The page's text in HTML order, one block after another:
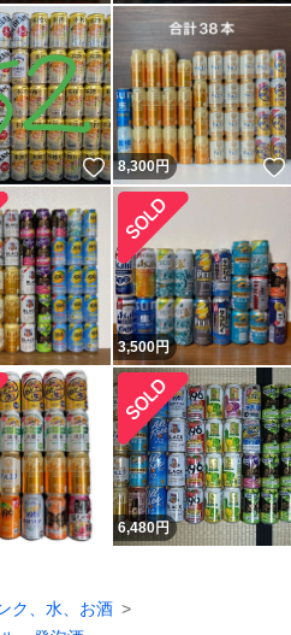
いいね！
8,300円
3,500円
6,480円
ク、水、お酒